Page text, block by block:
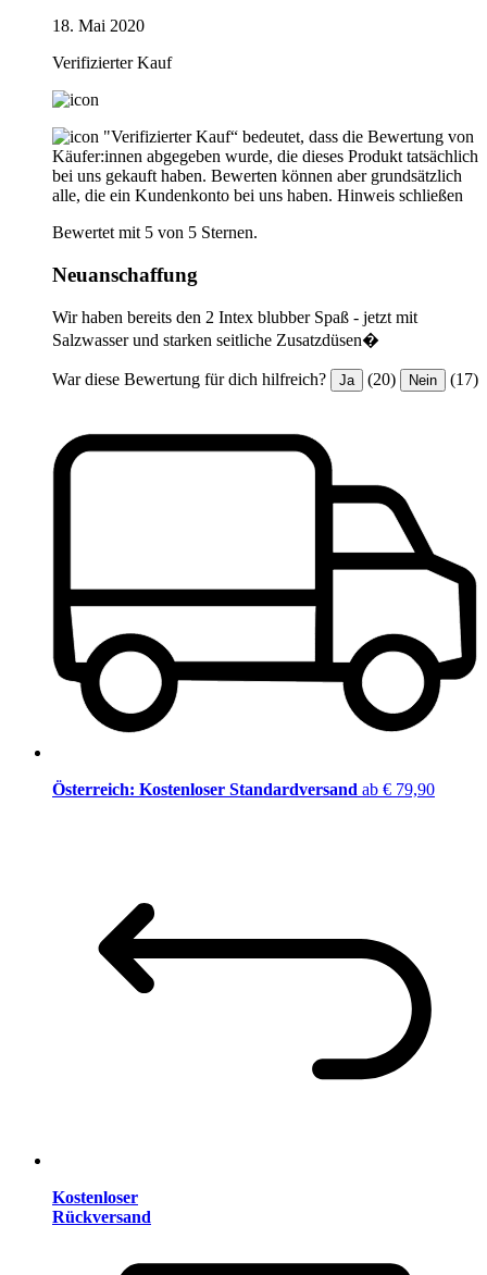
18. Mai 2020
Verifizierter Kauf
"Verifizierter Kauf“ bedeutet, dass die Bewertung von
Käufer:innen abgegeben wurde, die dieses Produkt tatsächlich
bei uns gekauft haben. Bewerten können aber grundsätzlich
alle, die ein Kundenkonto bei uns haben. Hinweis schließen
Bewertet mit 5 von 5 Sternen.
Neuanschaffung
Wir haben bereits den 2 Intex blubber Spaß - jetzt mit
Salzwasser und starken seitliche Zusatzdüsen�
War diese Bewertung für dich hilfreich? Ja (20) Nein (17)
Österreich: Kostenloser Standardversand ab € 79,90
Kostenloser
Rückversand